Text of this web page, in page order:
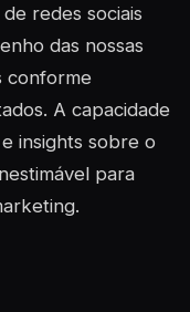
redes sociais
das nossas
conforme
A capacidade
insights sobre o
para